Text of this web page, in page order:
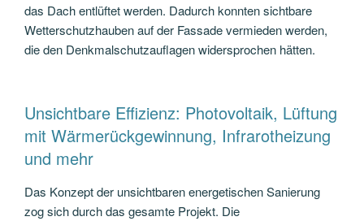
das Dach entlüftet werden. Dadurch konnten sichtbare
Wetterschutzhauben auf der Fassade vermieden werden,
die den Denkmalschutzauflagen widersprochen hätten.
Unsichtbare Effizienz: Photovoltaik, Lüftung
mit Wärmerückgewinnung, Infrarotheizung
und mehr
Das Konzept der unsichtbaren energetischen Sanierung
zog sich durch das gesamte Projekt. Die